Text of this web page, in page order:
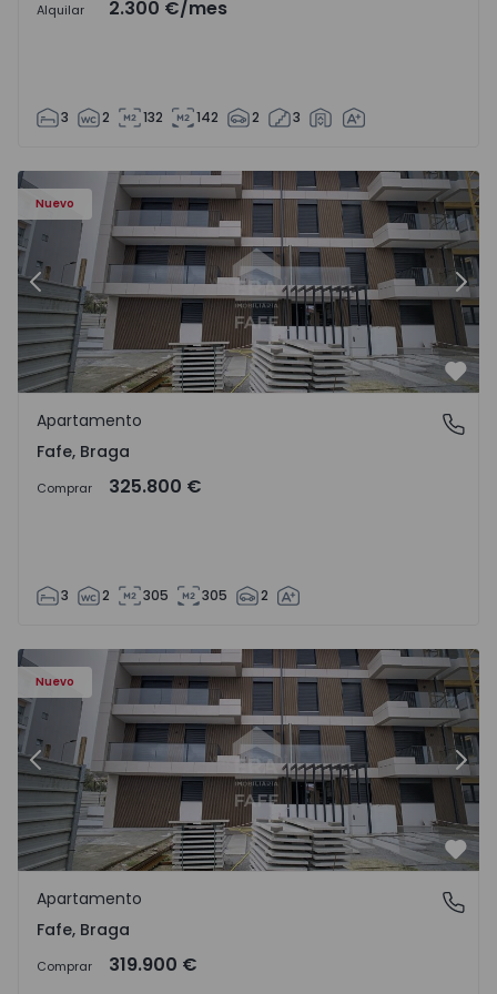
Alquilar 2.300 €/mes
3 2 132 142 2 3
Nuevo
Anterior
Fafe, Braga
Apartamento
Fafe, Braga
Comprar 325.800 €
3 2 305 305 2
Nuevo
Anterior
Fafe, Braga
Apartamento
Fafe, Braga
Comprar 319.900 €